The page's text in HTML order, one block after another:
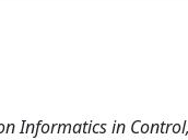
Informatics in